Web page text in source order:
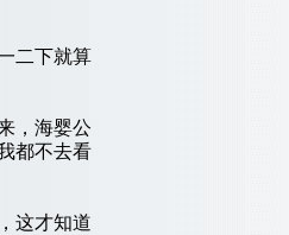
二下就算
，海婴公
都不去看
这才知道